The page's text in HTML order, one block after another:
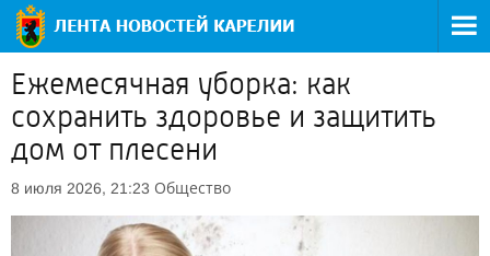
Ежемесячная уборка: как
сохранить здоровье и защитить
дом от плесени
8 июля 2026, 21:23 Общество